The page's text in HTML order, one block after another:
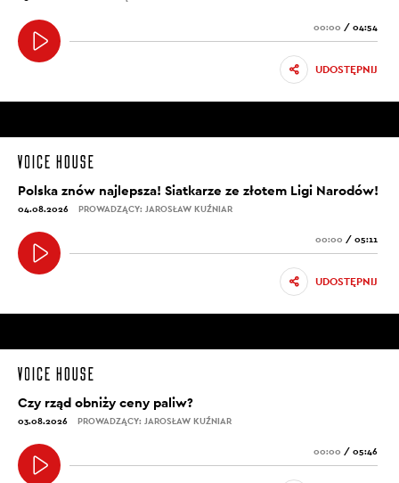
00:00 / 04:54
UDOSTĘPNIJ
Polska znów najlepsza! Siatkarze ze złotem Ligi Narodów!
04.08.2026 PROWADZĄCY: JAROSŁAW KUŹNIAR
00:00 / 05:11
UDOSTĘPNIJ
Czy rząd obniży ceny paliw?
03.08.2026 PROWADZĄCY: JAROSŁAW KUŹNIAR
00:00 / 05:46